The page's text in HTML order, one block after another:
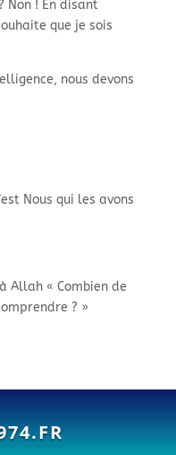
Non ! En disant
que je sois
nous devons
Nous qui les avons
Allah « Combien de
? »